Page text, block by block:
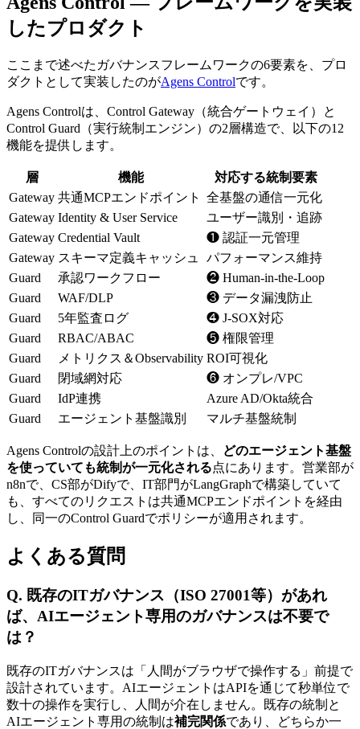
したプロダクト
ここまで述べたガバナンスフレームワークの6要素を、プロ
ダクトとして実装したのがAgens Controlです。
Agens Controlは、Control Gateway（統合ゲートウェイ）と
Control Guard（実行統制エンジン）の2層構造で、以下の12
機能を提供します。
層 機能
対応する統制要素
Gateway 共通MCPエンドポイント
全基盤の通信一元化
Gateway Identity & User Service
ユーザー識別・追跡
Gateway Credential Vault
❶ 認証一元管理
Gateway スキーマ定義キャッシュ
パフォーマンス維持
Guard
承認ワークフロー
❷ Human-in-the-Loop
Guard
WAF/DLP
❸ データ漏洩防止
Guard
5年監査ログ
❹ J-SOX対応
Guard
RBAC/ABAC
❺ 権限管理
Guard
メトリクス＆Observability ROI可視化
Guard
閉域網対応
❻ オンプレ/VPC
Guard
IdP連携
Azure AD/Okta統合
Guard
エージェント基盤識別 マルチ基盤統制
Agens Controlの設計上のポイントは、
どのエージェント基盤
を使っていても統制が一元化される点にあります。営業部が
n8nで、CS部がDifyで、IT部門がLangGraphで構築していて
も、すべてのリクエストは共通MCPエンドポイントを経由
し、同一のControl Guardでポリシーが適用されます。
よくある質問
Q. 既存のITガバナンス（ISO 27001等）があれ
ば、AIエージェント専用のガバナンスは不要で
は？
既存のITガバナンスは「人間がブラウザで操作する」前提で
設計されています。AIエージェントはAPIを通じて秒単位で
数十の操作を実行し、人間が介在しません。既存の統制と
AIエージェント専用の統制は補完関係であり、どちらか一